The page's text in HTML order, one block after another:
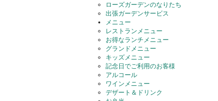
ローズガーデンのなりたち
出張ガーデンサービス
メニュー
レストランメニュー
お得なランチメニュー
グランドメニュー
キッズメニュー
記念日でご利用のお客様
アルコール
ワインメニュー
デザート＆ドリンク